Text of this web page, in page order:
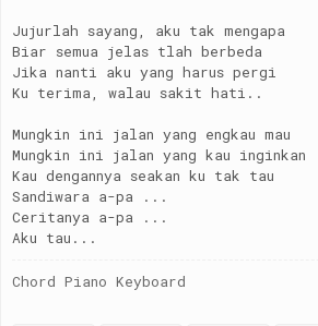
Jujurlah sayang, aku tak mengapa
Biar semua jelas tlah berbeda
Jika nanti aku yang harus pergi
Ku terima, walau sakit hati..
Mungkin ini jalan yang engkau mau
Mungkin ini jalan yang kau inginkan
Kau dengannya seakan ku tak tau
Sandiwara a-pa ...
Ceritanya a-pa ...
Aku tau...
Chord Piano Keyboard